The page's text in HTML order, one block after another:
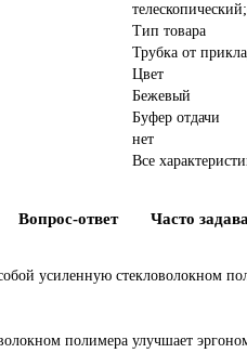
Тип товара
Трубка от
Цвет
Бежевый
Буфер отдачи
нет
Все
Вопрос-ответ Часто
собой усиленную стекловолокном
полимера улучшает